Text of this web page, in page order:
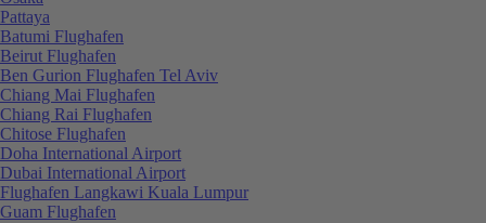
Pattaya
Batumi Flughafen
Beirut Flughafen
Ben Gurion Flughafen Tel Aviv
Chiang Mai Flughafen
Chiang Rai Flughafen
Chitose Flughafen
Doha International Airport
Dubai International Airport
Flughafen Langkawi Kuala Lumpur
Guam Flughafen